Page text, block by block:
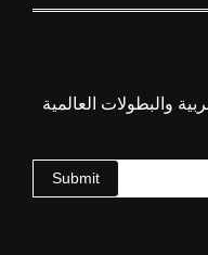
والبطولات العالمية
Submit